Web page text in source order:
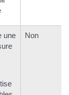
une
Non